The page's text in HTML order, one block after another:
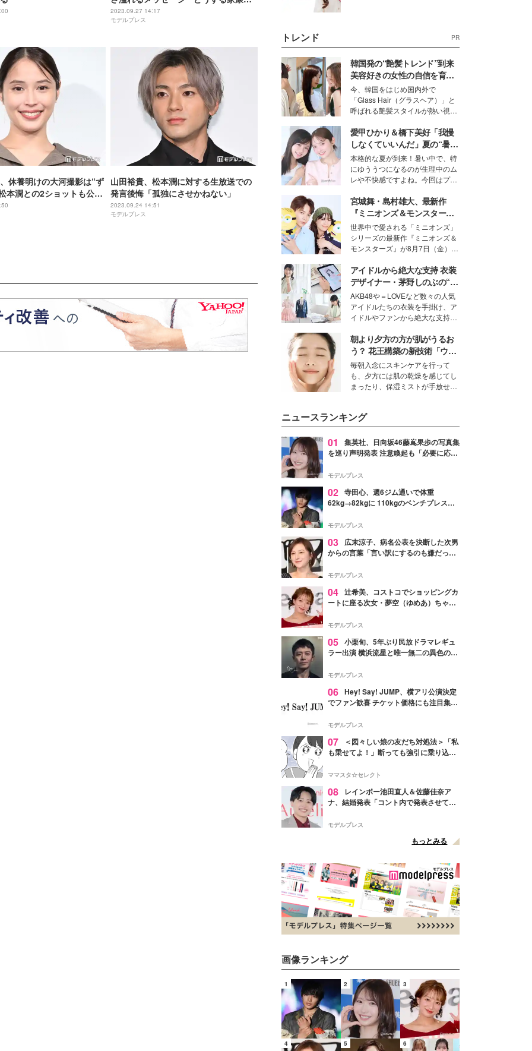
での2ショット公開
2023.09.27 14:17
モデルプレス
休養明けの大河撮影は“ず
本潤との2ショットも公開
頂きました」
山田裕貴、松本潤に対する生放送での
発言後悔「孤独にさせかねない」
2023.09.24 14:51
モデルプレス
トレンド PR
韓国発の“艶髪トレンド”到来
美容好きの女性の自信を育む
「ヘアケア事情」って？
今、韓国をはじめ国内外で
「Glass Hair（グラスヘア）」と
呼ばれる艶髪スタイルが熱い視線
ションの完成度を高めるベースと
して、“髪そのものの美しさ”に改
めて注目する人が増えている様
子。今回は、そんな憧れの艶やか
な髪を日常で叶える、美容好きの
女性たちのヘアケア事情を紹介し
ます。
愛甲ひかり＆橋下美好「我慢
しなくていいんだ」夏の“暑さ
対策”の新しい選択肢とは？
本格的な夏が到来！暑い中で、特
にゆううつになるのが生理中のム
レや不快感ですよね。今回はプラ
モデル・愛甲ひかりさんと橋下美
好さんを迎えて本音で女子会トー
ク。猛暑のお出かけを快適に過ご
すヒントや、2人が感動した夏の
生理の新常識にも迫りました。
宮城舞・島村雄大、最新作
『ミニオンズ＆モンスター
ズ』の魅力熱弁 ハチャメチャ
だけじゃない“友情と絆”に感
動
世界中で愛される「ミニオンズ」
シリーズの最新作『ミニオンズ＆
モンスターズ』が8月7日（金）に
ニオン好き”という共通点を持つモ
デルの宮城舞と島村雄大の特別対
談をお届け！それぞれの視点か
ら、今作ならではの魅力や予想外
の感動をもたらす奥深いストーリ
ーについて熱く語り合ってもらっ
た。
アイドルから絶大な支持 衣装
デザイナー・茅野しのぶの“可
愛い”を作る美学＜「シチズン
クロスシー」インタビュー＞
AKB48や＝LOVEなど数々の人気
アイドルたちの衣装を手掛け、ア
イドルやファンから絶大な支持を
取締役兼クリエイティブディレク
ター・茅野しのぶ。一人ひとりの
個性に寄り添い、魅力を引き出す
衣装作りは、多くの女性たちに勇
気と自信を与え続けている。
朝より夕方の方が肌がうるお
う？ 花王構築の新技術「ウォ
ーターキャプチャリングスキ
ン（捕水肌）」がスキンケア
の常識を変える予感
毎朝入念にスキンケアを行って
も、夕方には肌の乾燥を感じてし
まったり、保湿ミストが手放せな
性を秘めた、革新的な「Water
Capturing Skin（ウォーターキャ
プチャリングスキン：捕水肌）」
技術を、花王が構築した。
ニュースランキング
01
集英社、日向坂46藤嶌果歩の写真集
を巡り声明発表 注意喚起も「必要に応じ
モデルプレス
02 寺田心、週6ジム通いで体重
62kg→82kgに 110kgのベンチプレス持
「かっこいい」と反響
モデルプレス
03
広末涼子、病名公表を決断した次男
からの言葉「言い訳にするのも嫌だっ
モデルプレス
04 辻希美、コストコでショッピングカ
ートに座る次女・夢空（ゆめあ）ちゃん
ぎ」「成長を感じる」の声
モデルプレス
05 小栗旬、5年ぶり民放ドラマレギュ
ラー出演 横浜流星と唯一無二の異色のバ
モデルプレス
06 Hey! Say! JUMP、横アリ公演決定
でファン歓喜 チケット価格にも注目集ま
モデルプレス
07
＜図々しい娘の友だち対処法＞「私
も乗せてよ！」断っても強引に乗り込ん
ママスタ☆セレクト
08
レインボー池田直人＆佐藤佳奈ア
ナ、結婚発表「コント内で発表させてい
点変更のため
モデルプレス
もっとみる
画像ランキング
1 2 3
4 5 6